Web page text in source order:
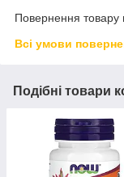
Повернення товару
Всі умови
Подібні товари